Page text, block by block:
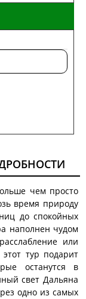
чем просто
время природу
до спокойных
наполнен чудом
или
тур подарит
останутся в
свет Дальяна
одно из самых